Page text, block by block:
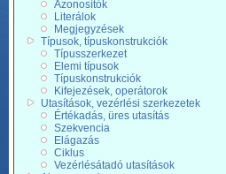
Azonosítók
Literálok
Megjegyzések
Típusok, típuskonstrukciók
Típusszerkezet
Elemi típusok
Típuskonstrukciók
Kifejezések, operátorok
Utasítások, vezérlési szerkezetek
Értékadás, üres utasítás
Szekvencia
Elágazás
Ciklus
Vezérlésátadó utasítások